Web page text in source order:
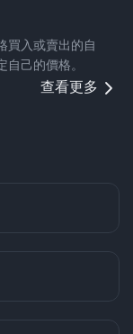
買入或賣出的自
己的價格。
查看更多